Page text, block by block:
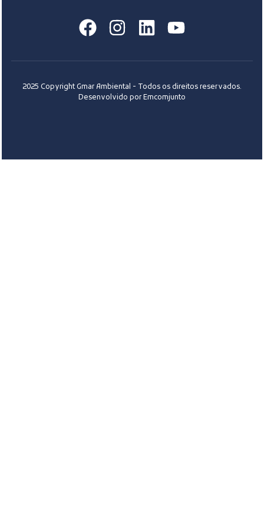
2025 Copyright Gmar Ambiental - Todos os direitos reservados.
Desenvolvido por Emcomjunto